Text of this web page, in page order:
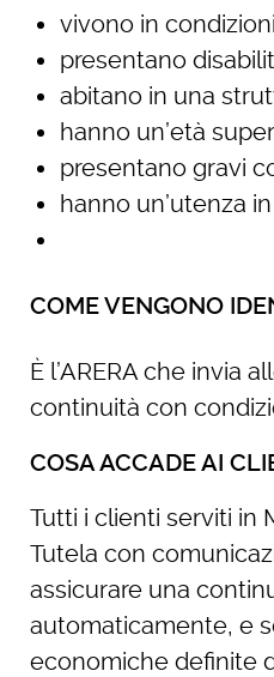
vivono in
presentano
abitano in una
hanno un’età
presentano gravi
hanno un’utenza
COME VENGONO
È l’ARERA che invia
continuità con
COSA ACCADE AI
Tutti i clienti serviti in
Tutela con
assicurare una
automaticamente, e
economiche definite